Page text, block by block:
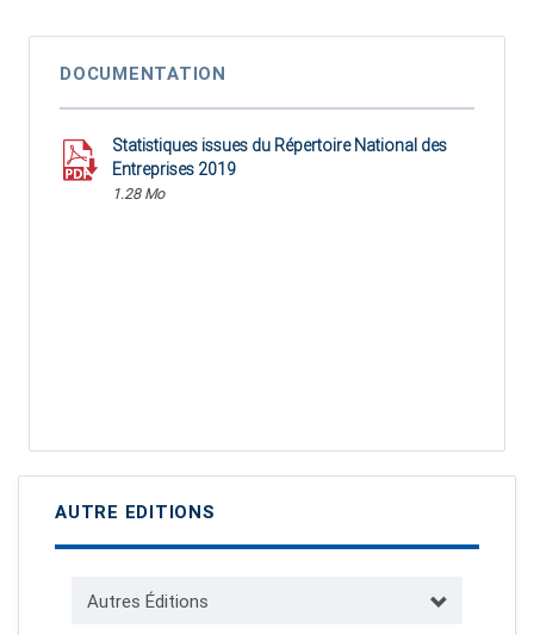
DOCUMENTATION
Statistiques issues du Répertoire National des
Entreprises 2019
1.28 Mo
AUTRE EDITIONS
Autres Éditions